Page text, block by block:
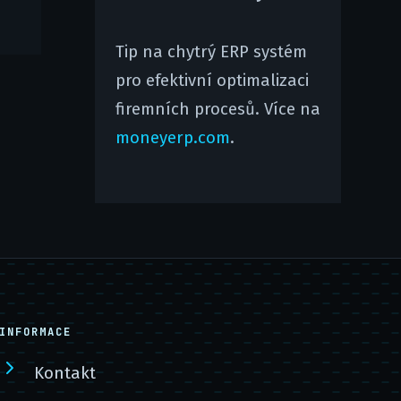
Tip na chytrý ERP systém
pro efektivní optimalizaci
firemních procesů. Více na
moneyerp.com.
INFORMACE
Kontakt